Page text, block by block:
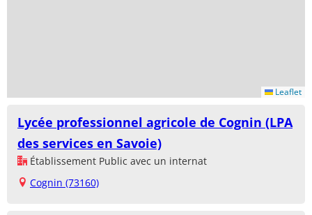
Leaflet
Lycée professionnel agricole de Cognin (LPA
des services en Savoie)
Établissement Public avec un internat
Cognin (73160)